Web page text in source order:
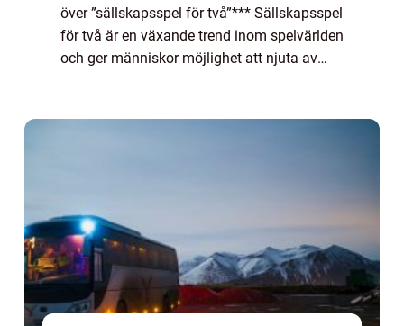
över ”sällskapsspel för två”*** Sällskapsspel
för två är en växande trend inom spelvärlden
och ger människor möjlighet att njuta av